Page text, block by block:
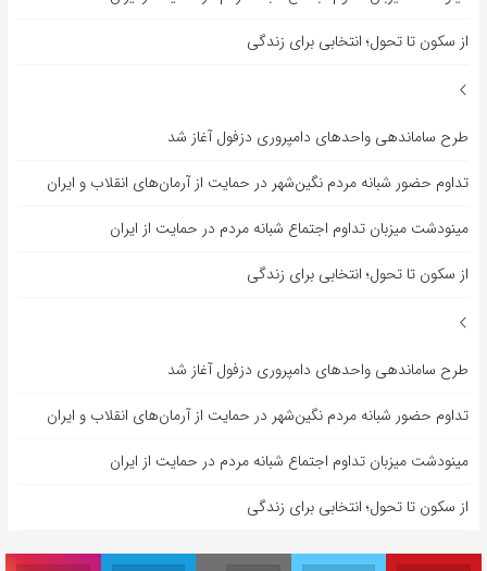
از سکون تا تحول؛ انتخابی برای زندگی
طرح ساماندهی واحدهای دامپروری دزفول آغاز شد
تداوم حضور شبانه مردم نگین‌شهر در حمایت از آرمان‌های انقلاب و ایران
مینودشت میزبان تداوم اجتماع شبانه مردم در حمایت از ایران
از سکون تا تحول؛ انتخابی برای زندگی
طرح ساماندهی واحدهای دامپروری دزفول آغاز شد
تداوم حضور شبانه مردم نگین‌شهر در حمایت از آرمان‌های انقلاب و ایران
مینودشت میزبان تداوم اجتماع شبانه مردم در حمایت از ایران
از سکون تا تحول؛ انتخابی برای زندگی